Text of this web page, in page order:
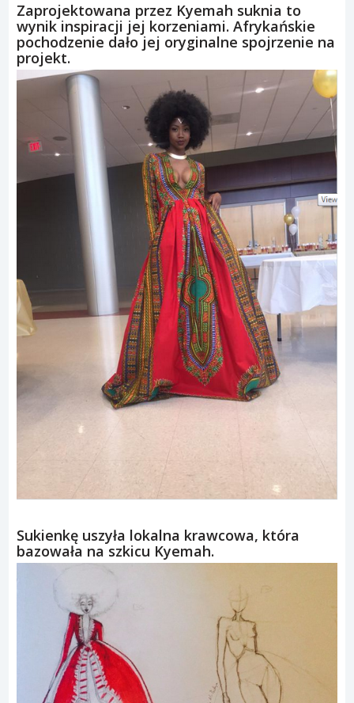
Zaprojektowana przez Kyemah suknia to
wynik inspiracji jej korzeniami. Afrykańskie
pochodzenie dało jej oryginalne spojrzenie na
projekt.
Sukienkę uszyła lokalna krawcowa, która
bazowała na szkicu Kyemah.